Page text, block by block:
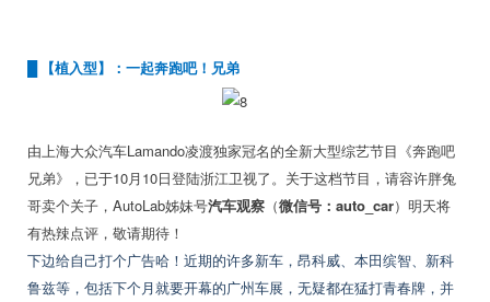
█ 【植入型】：一起奔跑吧！兄弟
由上海大众汽车Lamando凌渡独家冠名的全新大型综艺节目《奔跑吧
兄弟》，已于10月10日登陆浙江卫视了。关于这档节目，请容许胖兔
哥卖个关子，AutoLab姊妹号汽车观察 （微信号：auto_car）明天将
有热辣点评，敬请期待！
下边给自己打个广告哈！近期的许多新车，昂科威、本田缤智、新科
鲁兹等，包括下个月就要开幕的广州车展，无疑都在猛打青春牌，并